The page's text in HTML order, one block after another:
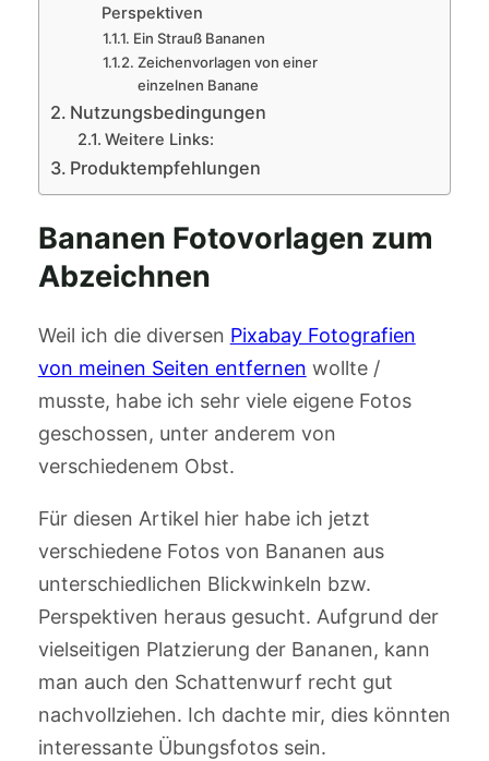
Perspektiven
Ein Strauß Bananen
Zeichenvorlagen von einer
einzelnen Banane
Nutzungsbedingungen
Weitere Links:
Produktempfehlungen
Bananen Fotovorlagen zum
Abzeichnen
Weil ich die diversen Pixabay Fotografien
von meinen Seiten entfernen wollte /
musste, habe ich sehr viele eigene Fotos
geschossen, unter anderem von
verschiedenem Obst.
Für diesen Artikel hier habe ich jetzt
verschiedene Fotos von Bananen aus
unterschiedlichen Blickwinkeln bzw.
Perspektiven heraus gesucht. Aufgrund der
vielseitigen Platzierung der Bananen, kann
man auch den Schattenwurf recht gut
nachvollziehen. Ich dachte mir, dies könnten
interessante Übungsfotos sein.